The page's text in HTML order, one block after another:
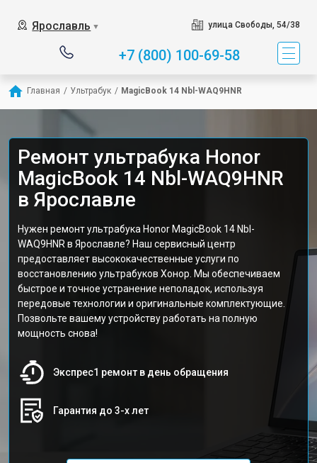
Ярославль ▼ улица Свободы, 54/38
+7 (800) 100-69-58
Главная / Ультрабук / MagicBook 14 Nbl-WAQ9HNR
Ремонт ультрабука Honor
MagicBook 14 Nbl-WAQ9HNR
в Ярославле
Нужен ремонт ультрабука Honor MagicBook 14 Nbl-
WAQ9HNR в Ярославле? Наш сервисный центр
предоставляет высококачественные услуги по
восстановлению ультрабуков Хонор. Мы обеспечиваем
быстрое и точное устранение неполадок, используя
передовые технологии и оригинальные комплектующие.
Позвольте вашему устройству работать на полную
мощность снова!
Экспрес1 ремонт в день обращения
Гарантия до 3-х лет